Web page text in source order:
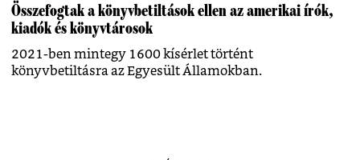
Összefogtak a könyvbetiltások ellen az amerikai írók,
kiadók és könyvtárosok
2021-ben mintegy 1600 kísérlet történt
könyvbetiltásra az Egyesült Államokban.